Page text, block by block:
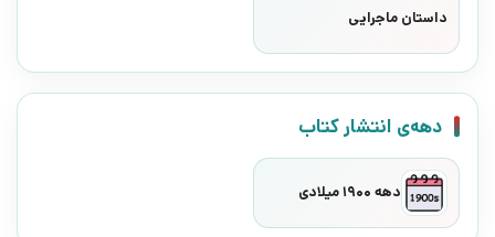
داستان ماجرایی
دهه‌ی انتشار کتاب
دهه 1900 میلادی